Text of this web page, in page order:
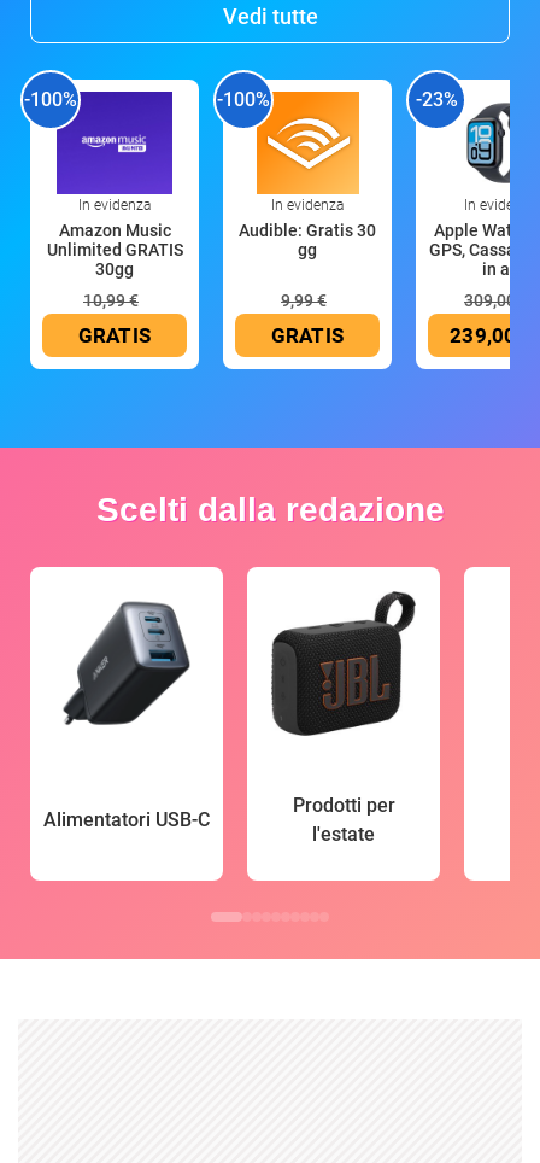
Vedi tutte
-100%
In evidenza
Amazon Music
Unlimited GRATIS
30gg
10,99 €
GRATIS
-100%
In evidenza
Audible: Gratis 30
gg
9,99 €
GRATIS
-23%
In evidenza
Apple Watch
GPS, Cassa
in all
309,00 €
239,00 €
Scelti dalla redazione
Alimentatori USB-C
Prodotti per
l'estate